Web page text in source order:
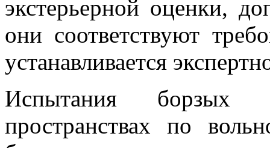
экстерьерной оценки,
они соответствуют
устанавливается
Испытания борзых
пространствах по